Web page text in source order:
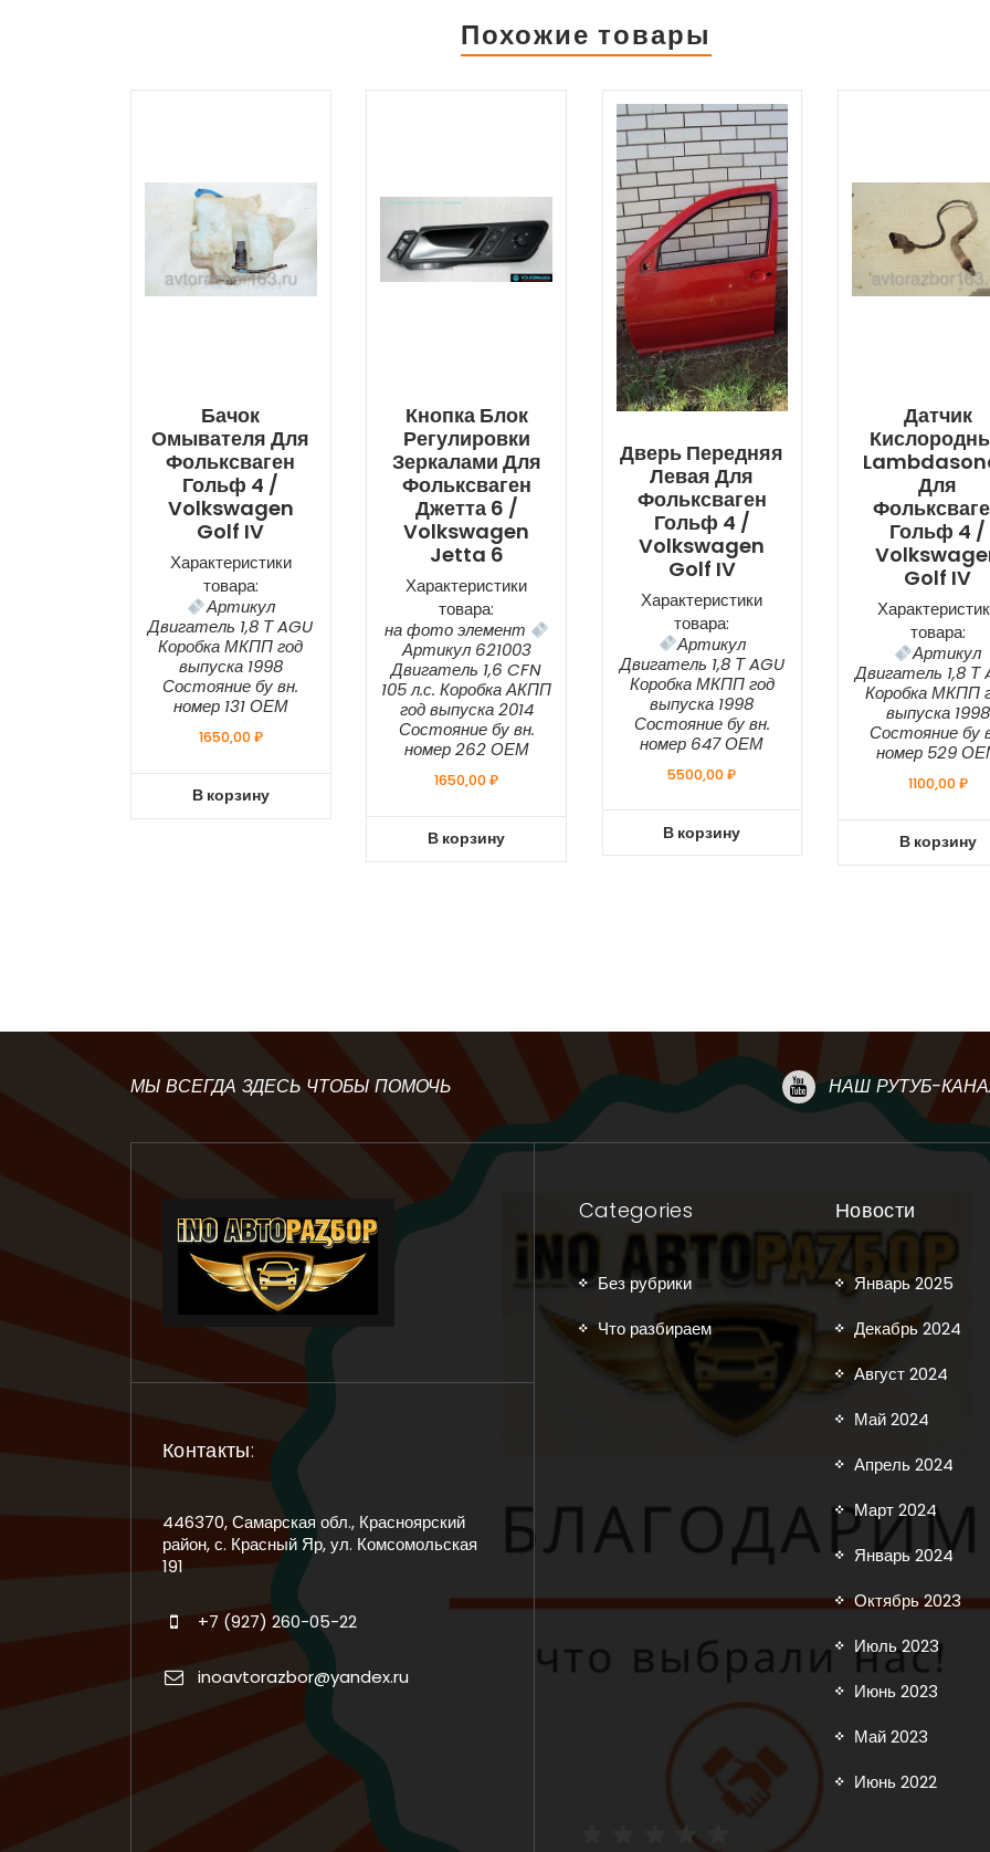
Похожие товары
Бачок
Омывателя Для
Фольксваген
Гольф 4 /
Volkswagen
Golf IV
Характеристики
товара:
Артикул
Двигатель 1,8 Т AGU
Коробка МКПП год
выпуска 1998
Состояние бу вн.
номер 131 ОЕМ
1650,00₽
В корзину
Кнопка Блок
Регулировки
Зеркалами Для
Фольксваген
Джетта 6 /
Volkswagen
Jetta 6
Характеристики
товара:
на фото элемент
Артикул 621003
Двигатель 1,6 CFN
105 л.с. Коробка АКПП
год выпуска 2014
Состояние бу вн.
номер 262 ОЕМ
1650,00₽
В корзину
Дверь Передняя
Левая Для
Фольксваген
Гольф 4 /
Volkswagen
Golf IV
Характеристики
товара:
Артикул
Двигатель 1,8 Т AGU
Коробка МКПП год
выпуска 1998
Состояние бу вн.
номер 647 ОЕМ
5500,00₽
В корзину
Датчик
Для
Гольф 4 /
Golf IV
товара:
Артикул
Двигатель 1,8 Т
Коробка МКПП
выпуска 1998
Состояние бу
номер 529
1100,00₽
В корзину
МЫ ВСЕГДА ЗДЕСЬ ЧТОБЫ ПОМОЧЬ НАШ РУТУБ-
Контакты:
446370, Самарская обл., Красноярский
район, с. Красный Яр, ул. Комсомольская
191
+7 (927) 260-05-22
inoavtorazbor@yandex.ru
Categories
Без рубрики
Что разбираем
Новости
Январь 2025
Декабрь 2024
Август 2024
Май 2024
Апрель 2024
Март 2024
Январь 2024
Октябрь 2023
Июль 2023
Июнь 2023
Май 2023
Июнь 2022
Рейтинг: 5 из 5.